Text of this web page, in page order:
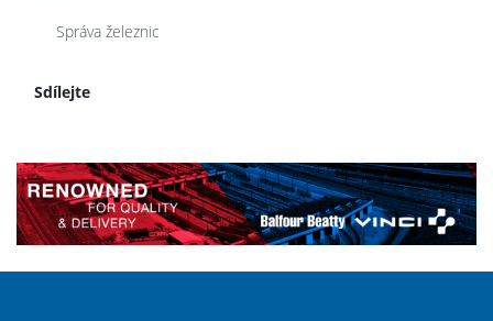
Správa železnic
Sdílejte